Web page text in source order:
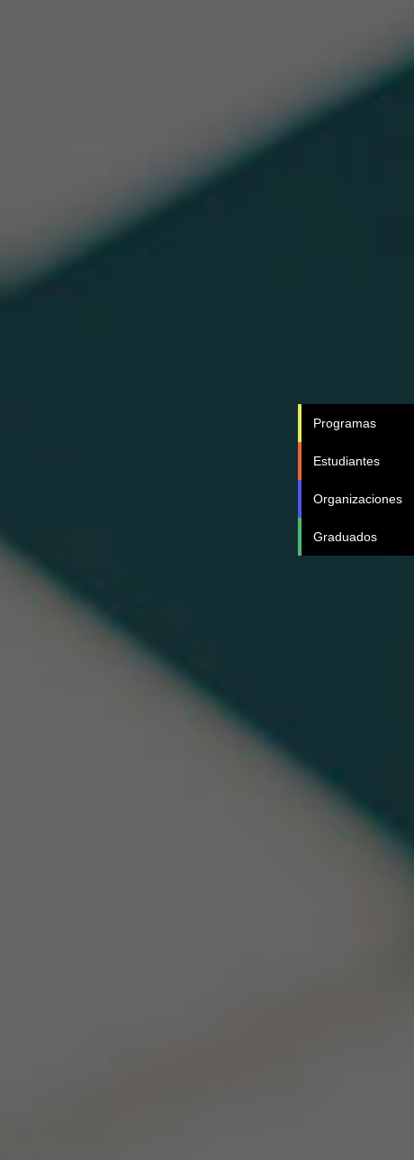
Programas
Estudiantes
Organizaciones
Graduados